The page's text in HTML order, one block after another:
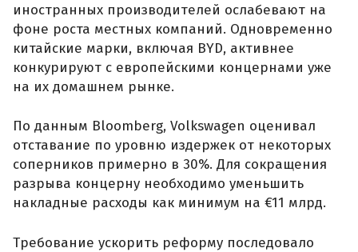
иностранных производителей ослабевают на
фоне роста местных компаний. Одновременно
китайские марки, включая BYD, активнее
конкурируют с европейскими концернами уже
на их домашнем рынке.
По данным Bloomberg, Volkswagen оценивал
отставание по уровню издержек от некоторых
соперников примерно в 30%. Для сокращения
разрыва концерну необходимо уменьшить
накладные расходы как минимум на €11 млрд.
Требование ускорить реформу последовало